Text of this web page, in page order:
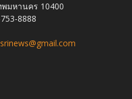
พมหานคร 10400
8888